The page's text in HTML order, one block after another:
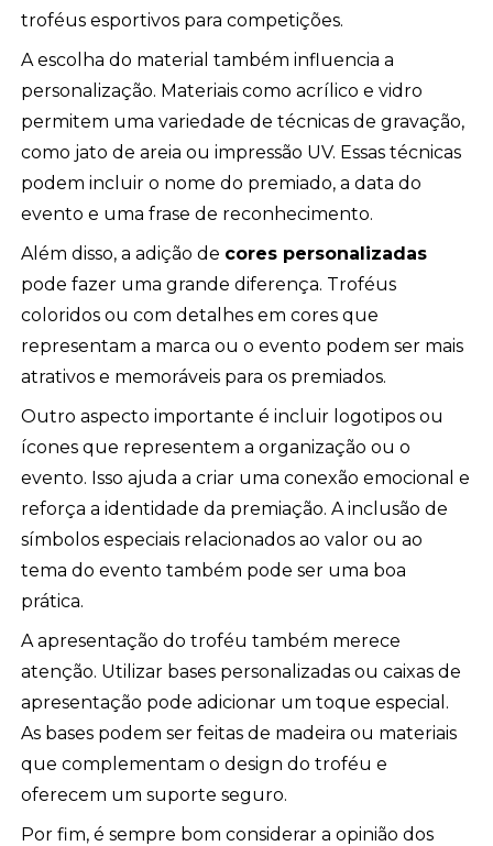
troféus esportivos para competições.
A escolha do material também influencia a
personalização. Materiais como acrílico e vidro
permitem uma variedade de técnicas de gravação,
como jato de areia ou impressão UV. Essas técnicas
podem incluir o nome do premiado, a data do
evento e uma frase de reconhecimento.
Além disso, a adição de cores personalizadas
pode fazer uma grande diferença. Troféus
coloridos ou com detalhes em cores que
representam a marca ou o evento podem ser mais
atrativos e memoráveis para os premiados.
Outro aspecto importante é incluir logotipos ou
ícones que representem a organização ou o
evento. Isso ajuda a criar uma conexão emocional e
reforça a identidade da premiação. A inclusão de
símbolos especiais relacionados ao valor ou ao
tema do evento também pode ser uma boa
prática.
A apresentação do troféu também merece
atenção. Utilizar bases personalizadas ou caixas de
apresentação pode adicionar um toque especial.
As bases podem ser feitas de madeira ou materiais
que complementam o design do troféu e
oferecem um suporte seguro.
Por fim, é sempre bom considerar a opinião dos